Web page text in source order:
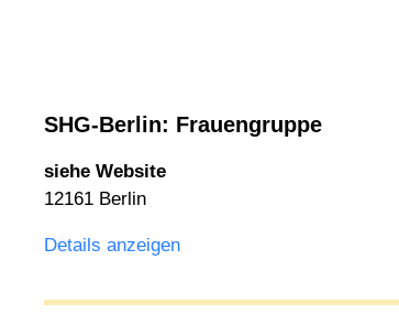
SHG-Berlin: Frauengruppe
siehe Website
12161 Berlin
Details anzeigen